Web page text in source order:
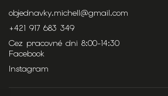
objednavky.michell@gmail.com
+421 917 683 349
Cez pracovné dni 8:00-14:30
Facebook
Instagram